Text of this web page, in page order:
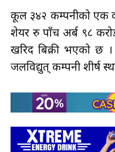
कूल ३४२ कम्पनीको एक
शेयर रु पाँच अर्ब ९८
खरिद बिक्री भएको छ
जलविद्युत् कम्पनी शीर्ष